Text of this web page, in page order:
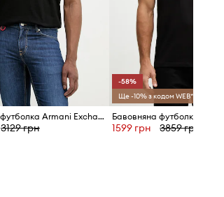
Бавовняна футболка Armani Exchange
3129 грн
-58%
Ще -10% з кодом WEB*
1599 грн 3859 грн